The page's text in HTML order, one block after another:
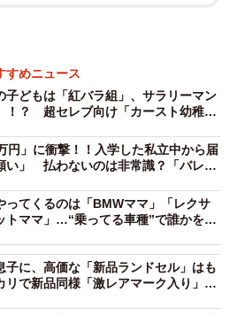
ため、それぞれの学校用に追加
で15000円の出費です。すでに
安心して出願できると思ってい
の学校のひとつが、特定の用紙
。指定された用紙での再作成に
かかりました。この時点で、合
なりました。
の旅
すめニュース
子どもは「紅バラ組」、サラリーマン
！？ 超セレブ向け「カースト幼稚
円」に衝撃！！入学した私立中から届
い」 払わないのは非常識？「バレた
ってくるのは「BMWママ」「レクサ
トママ」…“乗ってる車種”で誰かを識
子に、高価な「新品ランドセル」はも
で新品同様「激レアマーク入り」を